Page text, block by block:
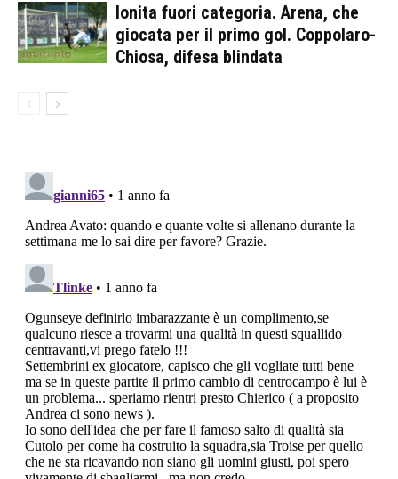
Ionita fuori categoria. Arena, che
giocata per il primo gol. Coppolaro-
Chiosa, difesa blindata